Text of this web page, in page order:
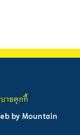
by Mountain
ายคุกกี้